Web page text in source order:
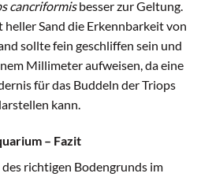
cancriformisbesser zur Geltung.
Sand die Erkennbarkeit von
sollte fein geschliffen sein und
Millimeter aufweisen, da eine
für das Buddeln der Triops
kann.
– Fazit
richtigen Bodengrunds im